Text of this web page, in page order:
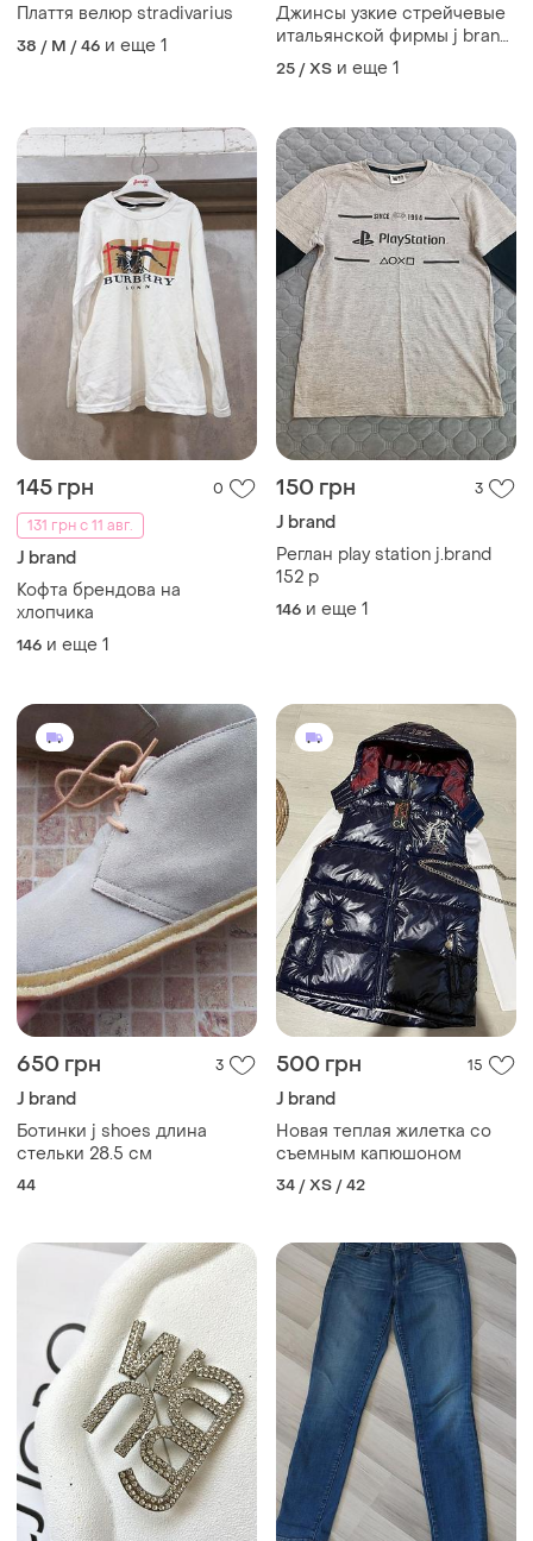
Плаття велюр stradivarius
38 / M / 46 и еще 1
Джинсы узкие стрейчевые
итальянской фирмы j brand
brama
25 / XS и еще 1
145 грн
0
131 грн с 11 авг.
J brand
Кофта брендова на
хлопчика
146 и еще 1
150 грн 3
J brand
Реглан play station j.brand
152 р
146 и еще 1
650 грн 3
J brand
Ботинки j shoes длина
стельки 28.5 см
44
500 грн 15
J brand
Новая теплая жилетка со
съемным капюшоном
34 / XS / 42